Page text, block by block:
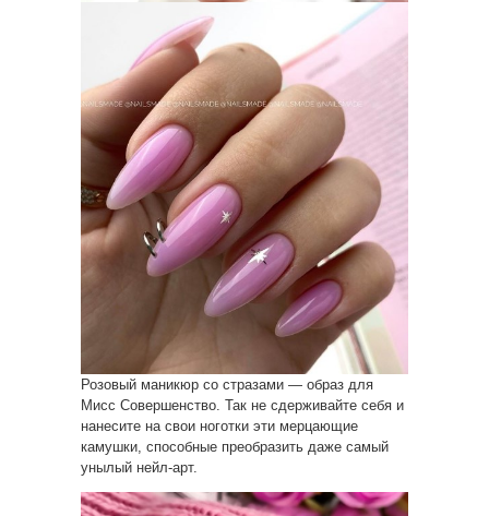
Розовый маникюр со стразами — образ для
Мисс Совершенство. Так не сдерживайте себя и
нанесите на свои ноготки эти мерцающие
камушки, способные преобразить даже самый
унылый нейл-арт.